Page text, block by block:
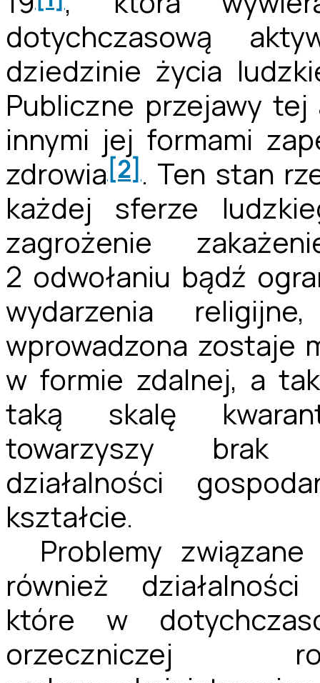
dotychczasową
dziedzinie życia
Publiczne przejawy
innymi jej formami
zdrowia [2] . Ten stan
każdej sferze
zagrożenie
2 odwołaniu bądź
wydarzenia
wprowadzona zostaje
w formie zdalnej, a
taką skalę
towarzyszy brak
działalności
kształcie.
Problemy
również
które w
orzeczniczej